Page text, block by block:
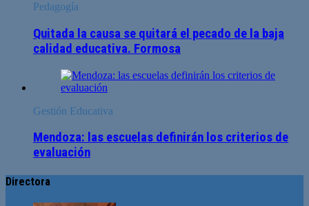
Pedagogía
Quitada la causa se quitará el pecado de la baja
calidad educativa. Formosa
Gestión Educativa
Mendoza: las escuelas definirán los criterios de
evaluación
Directora